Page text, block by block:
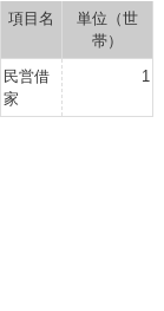
項目名
単位（世
帯）
民営借
家
1